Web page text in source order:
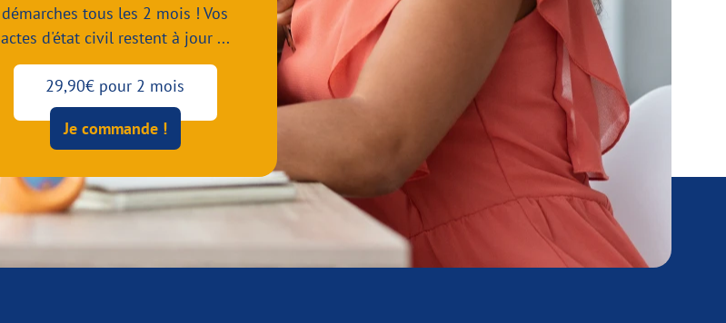
démarches tous les 2 mois ! Vos
actes d'état civil restent à jour ...
29,90€ pour 2 mois
Je commande !